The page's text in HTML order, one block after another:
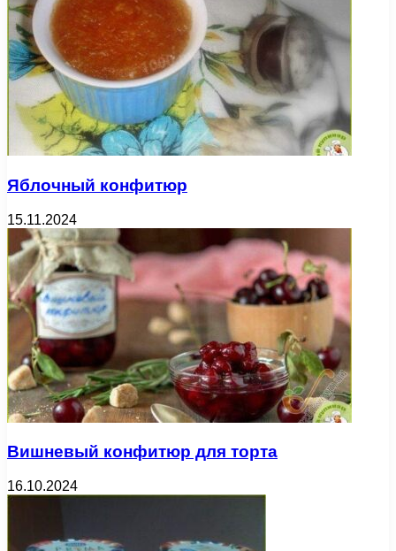
Яблочный конфитюр
15.11.2024
Вишневый конфитюр для торта
16.10.2024